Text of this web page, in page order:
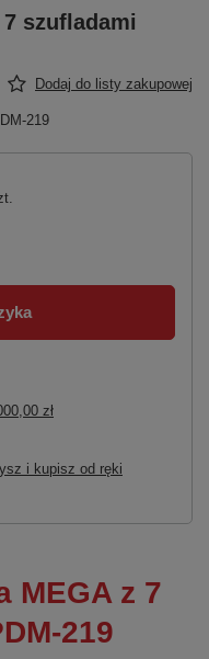
szufladami
Dodaj do listy zakupowej
219
zł
i kupisz od ręki
MEGA z 7
219